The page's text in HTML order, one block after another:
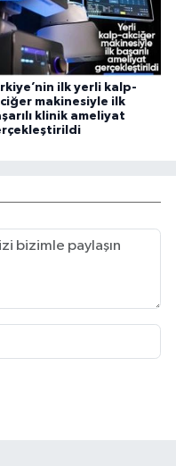
ilk yerli kalp-
makinesiyle ilk
klinik ameliyat